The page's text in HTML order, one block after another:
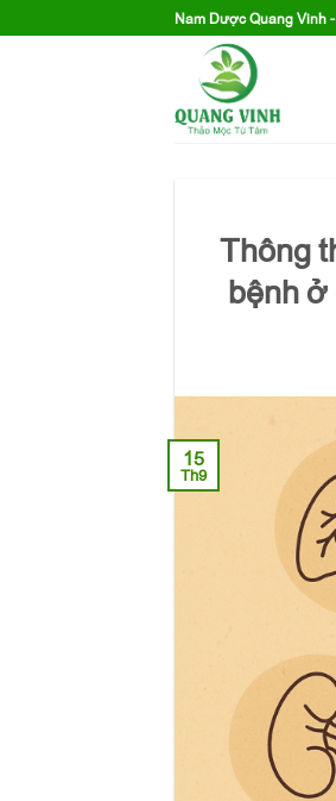
to
Nam Dược Quang Vinh
Thông
bệnh
15
Th9